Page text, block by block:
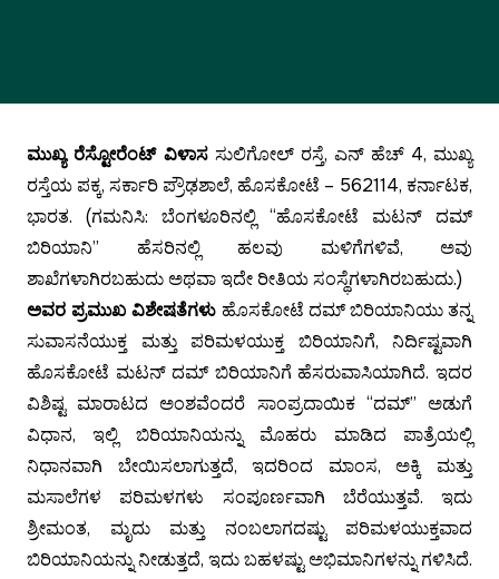
ಮುಖ್ಯ ರೆಸ್ಟೋರೆಂಟ್ ವಿಳಾಸ ಸುಲಿಗೋಲ್ ರಸ್ತೆ, ಎನ್ ಹೆಚ್ 4, ಮುಖ್ಯ
ರಸ್ತೆಯ ಪಕ್ಕ, ಸರ್ಕಾರಿ ಪ್ರೌಢಶಾಲೆ, ಹೊಸಕೋಟೆ – 562114, ಕರ್ನಾಟಕ,
ಭಾರತ. (ಗಮನಿಸಿ: ಬೆಂಗಳೂರಿನಲ್ಲಿ “ಹೊಸಕೋಟೆ ಮಟನ್ ದಮ್
ಬಿರಿಯಾನಿ” ಹೆಸರಿನಲ್ಲಿ ಹಲವು ಮಳಿಗೆಗಳಿವೆ, ಅವು
ಶಾಖೆಗಳಾಗಿರಬಹುದು ಅಥವಾ ಇದೇ ರೀತಿಯ ಸಂಸ್ಥೆಗಳಾಗಿರಬಹುದು.)
ಅವರ ಪ್ರಮುಖ ವಿಶೇಷತೆಗಳು ಹೊಸಕೋಟೆ ದಮ್ ಬಿರಿಯಾನಿಯು ತನ್ನ
ಸುವಾಸನೆಯುಕ್ತ ಮತ್ತು ಪರಿಮಳಯುಕ್ತ ಬಿರಿಯಾನಿಗೆ, ನಿರ್ದಿಷ್ಟವಾಗಿ
ಹೊಸಕೋಟೆ ಮಟನ್ ದಮ್ ಬಿರಿಯಾನಿಗೆ ಹೆಸರುವಾಸಿಯಾಗಿದೆ. ಇದರ
ವಿಶಿಷ್ಟ ಮಾರಾಟದ ಅಂಶವೆಂದರೆ ಸಾಂಪ್ರದಾಯಿಕ “ದಮ್” ಅಡುಗೆ
ವಿಧಾನ, ಇಲ್ಲಿ ಬಿರಿಯಾನಿಯನ್ನು ಮೊಹರು ಮಾಡಿದ ಪಾತ್ರೆಯಲ್ಲಿ
ನಿಧಾನವಾಗಿ ಬೇಯಿಸಲಾಗುತ್ತದೆ, ಇದರಿಂದ ಮಾಂಸ, ಅಕ್ಕಿ ಮತ್ತು
ಮಸಾಲೆಗಳ ಪರಿಮಳಗಳು ಸಂಪೂರ್ಣವಾಗಿ ಬೆರೆಯುತ್ತವೆ. ಇದು
ಶ್ರೀಮಂತ, ಮೃದು ಮತ್ತು ನಂಬಲಾಗದಷ್ಟು ಪರಿಮಳಯುಕ್ತವಾದ
ಬಿರಿಯಾನಿಯನ್ನು ನೀಡುತ್ತದೆ, ಇದು ಬಹಳಷ್ಟು ಅಭಿಮಾನಿಗಳನ್ನು ಗಳಿಸಿದೆ.